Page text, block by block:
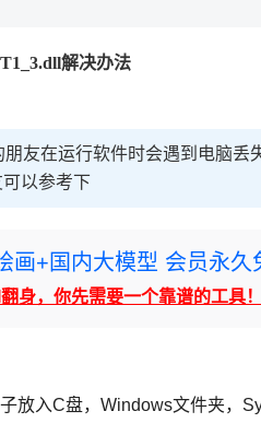
解决办法
友在运行软件时会遇到电脑丢
以参考下
画+国内大模型 会员永久
身，你先需要一个靠谱的工具！
放入C盘，Windows文件夹，